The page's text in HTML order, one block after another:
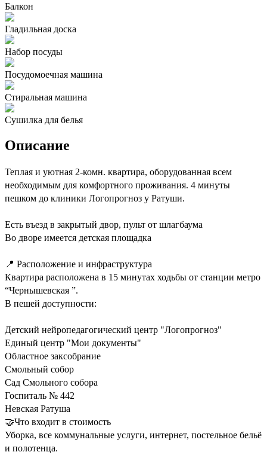
Балкон
Гладильная доска
Набор посуды
Посудомоечная машина
Стиральная машина
Сушилка для белья
Описание
Теплая и уютная 2-комн. квартира, оборудованная всем
необходимым для комфортного проживания. 4 минуты
пешком до клиники Логопрогноз у Ратуши.
Есть въезд в закрытый двор, пульт от шлагбаума
Во дворе имеется детская площадка
📍 Расположение и инфраструктура
Квартира расположена в 15 минутах ходьбы от станции метро
“Чернышевская ”.
В пешей доступности:
Детский нейропедагогический центр "Логопрогноз"
Единый центр "Мои документы"
Областное заксобрание
Смольный собор
Сад Смольного собора
Госпиталь № 442
Невская Ратуша
🤝Что входит в стоимость
Уборка, все коммунальные услуги, интернет, постельное бельё
и полотенца.